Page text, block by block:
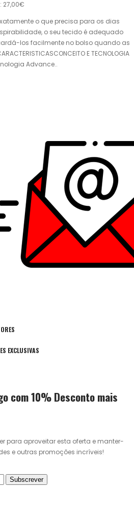
27,00€
o que precisa para os dias
o seu tecido é adequado
los facilmente no bolso quando as
E TECNOLOGIA
Advance..
EXCLUSIVAS
com 10% Desconto mais
para aproveitar esta oferta e manter-
e outras promoções incríveis!
Subscrever